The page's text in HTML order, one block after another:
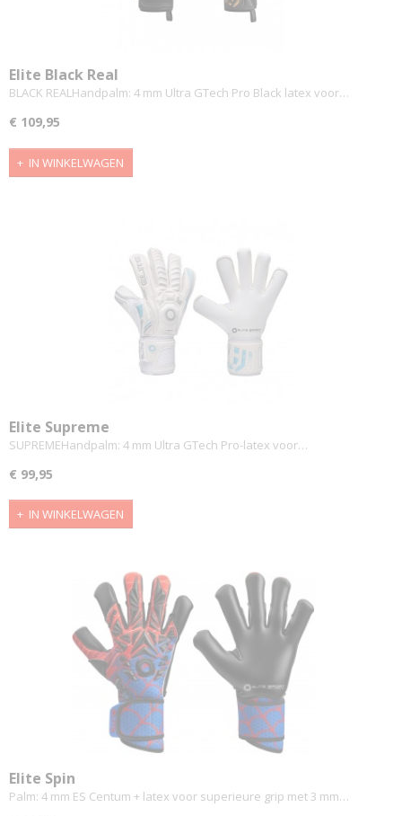
Elite Black Real
BLACK REALHandpalm: 4 mm Ultra GTech Pro Black latex voor…
€ 109,95
IN WINKELWAGEN
Elite Supreme
SUPREMEHandpalm: 4 mm Ultra GTech Pro-latex voor…
€ 99,95
IN WINKELWAGEN
Elite Spin
Palm: 4 mm ES Centum + latex voor superieure grip met 3 mm…